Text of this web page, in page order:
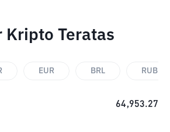
Kripto Teratas
EUR BRL RUB
64,953.27